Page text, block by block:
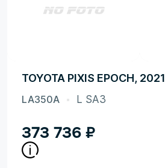
TOYOTA PIXIS EPOCH, 2021
LA350A L SA3
373 736 ₽